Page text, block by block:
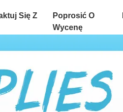
Się Z
Poprosić O
Wycenę